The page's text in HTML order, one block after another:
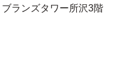
ランズタワー所沢3階